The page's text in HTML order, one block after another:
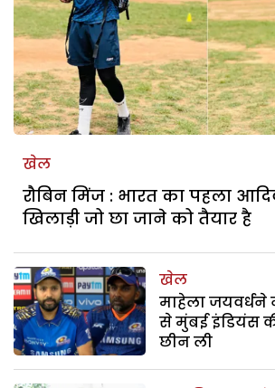
खेल
रौबिन मिंज : भारत का पहला
खिलाड़ी जो छा जाने को तैयार है
खेल
माहेला जयवर्धने
से मुंबई इंडियंस
छीन ली